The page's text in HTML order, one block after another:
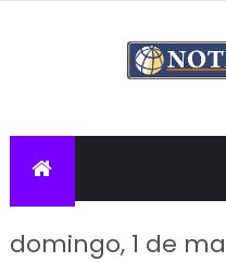
domingo, 1 de